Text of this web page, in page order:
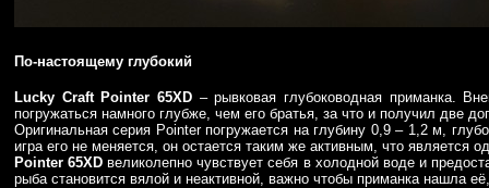
По-настоящему глубокий
Lucky Craft Pointer 65XD – рывковая глубоководная приманка.
погружаться намного глубже, чем его братья, за что и получил две
Оригинальная серия Pointer погружается на глубину 0,9 – 1,2 м,
игра его не меняется, он остается таким же активным, что является
Pointer 65XD великолепно чувствует себя в холодной воде и
рыба становится вялой и неактивной, важно чтобы приманка нашла